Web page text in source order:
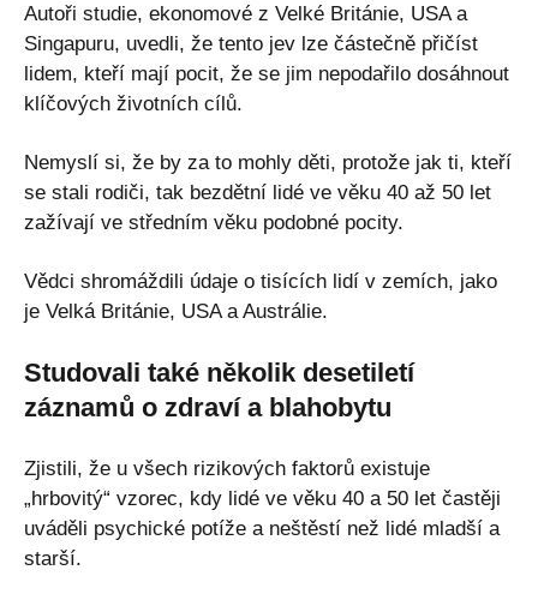
Autoři studie, ekonomové z Velké Británie, USA a
Singapuru, uvedli, že tento jev lze částečně přičíst
lidem, kteří mají pocit, že se jim nepodařilo dosáhnout
klíčových životních cílů.
Nemyslí si, že by za to mohly děti, protože jak ti, kteří
se stali rodiči, tak bezdětní lidé ve věku 40 až 50 let
zažívají ve středním věku podobné pocity.
Vědci shromáždili údaje o tisících lidí v zemích, jako
je Velká Británie, USA a Austrálie.
Studovali také několik desetiletí
záznamů o zdraví a blahobytu
Zjistili, že u všech rizikových faktorů existuje
„hrbovitý“ vzorec, kdy lidé ve věku 40 a 50 let častěji
uváděli psychické potíže a neštěstí než lidé mladší a
starší.